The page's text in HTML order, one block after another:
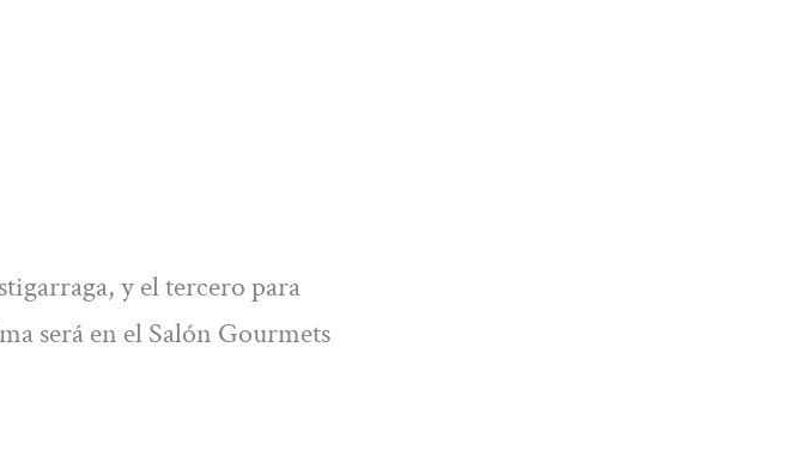
y el tercero para
será en el Salón Gourmets